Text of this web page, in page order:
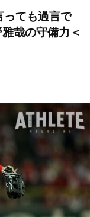
っても過言で
哉の守備力＜